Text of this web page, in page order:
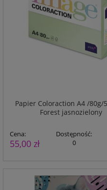
Papier Coloraction A4 /80g/
Forest jasnozielony
Cena:
55,00 zł
Dostępność:
0